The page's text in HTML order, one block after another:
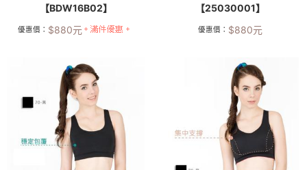
【BDW16B02】
優惠價： $880元
【25030001】
優惠價： $880元